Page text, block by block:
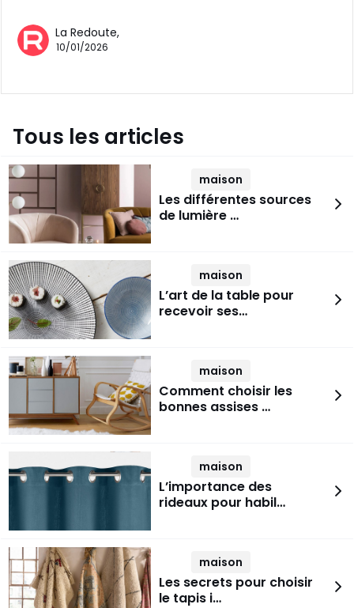
La Redoute,
10/01/2026
Tous les articles
maison
Les différentes sources
de lumière …
maison
L’art de la table pour
recevoir ses…
maison
Comment choisir les
bonnes assises …
maison
L’importance des
rideaux pour habil…
maison
Les secrets pour choisir
le tapis i…